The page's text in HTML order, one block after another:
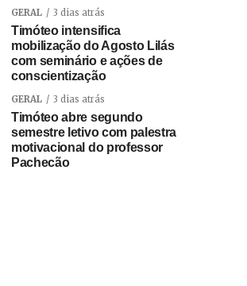
GERAL 3 dias atrás
Timóteo intensifica
mobilização do Agosto Lilás
com seminário e ações de
conscientização
GERAL 3 dias atrás
Timóteo abre segundo
semestre letivo com palestra
motivacional do professor
Pachecão